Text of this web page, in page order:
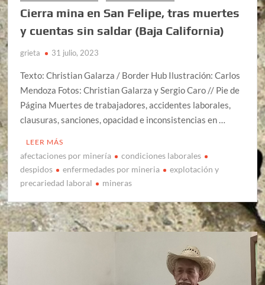
Cierra mina en San Felipe, tras muertes
y cuentas sin saldar (Baja California)
grieta 31 julio, 2023
Texto: Christian Galarza / Border Hub Ilustración: Carlos
Mendoza Fotos: Christian Galarza y Sergio Caro // Pie de
Página Muertes de trabajadores, accidentes laborales,
clausuras, sanciones, opacidad e inconsistencias en …
LEER MÁS
afectaciones por minería
condiciones laborales
despidos
enfermedades por mineria
explotación y
precariedad laboral
mineras